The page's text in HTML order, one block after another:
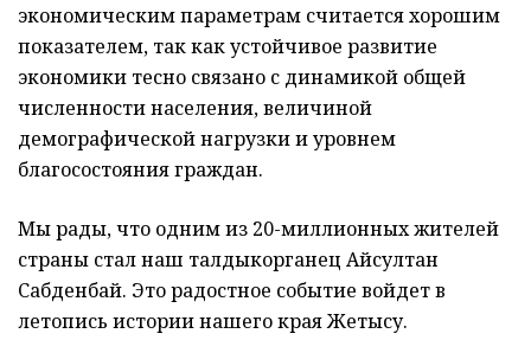
экономическим параметрам считается хорошим
показателем, так как устойчивое развитие
экономики тесно связано с динамикой общей
численности населения, величиной
демографической нагрузки и уровнем
благосостояния граждан.
Мы рады, что одним из 20-миллионных жителей
страны стал наш талдыкорганец Айсултан
Сабденбай. Это радостное событие войдет в
летопись истории нашего края Жетысу.